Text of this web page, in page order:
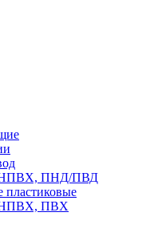
НПВХ, ПНД/ПВД
пластиковые
НПВХ, ПВХ